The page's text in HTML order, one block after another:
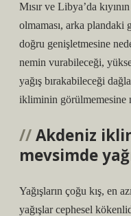
Mısır ve Libya’da
olmaması, arka plandaki
doğru genişletmesine
nemin vurabileceği,
yağış bırakabileceği
ikliminin görülmemesine
Akdeniz
mevsimde
Yağışların çoğu kış, en
yağışlar cephesel